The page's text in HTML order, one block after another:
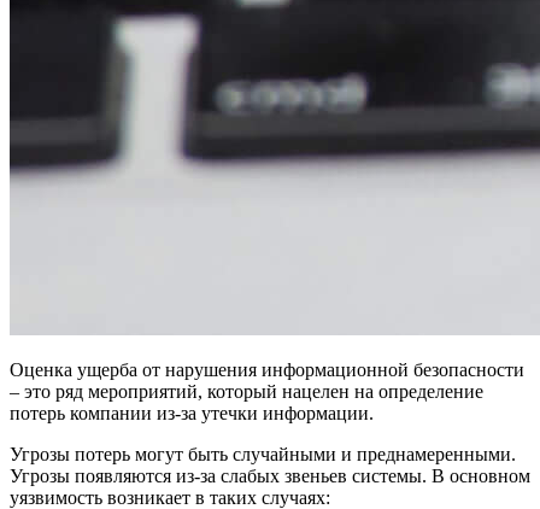
Оценка ущерба от нарушения информационной безопасности
– это ряд мероприятий, который нацелен на определение
потерь компании из-за утечки информации.
Угрозы потерь могут быть случайными и преднамеренными.
Угрозы появляются из-за слабых звеньев системы. В основном
уязвимость возникает в таких случаях: